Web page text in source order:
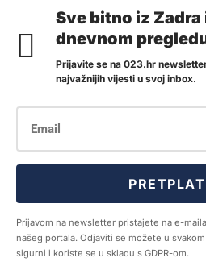
Sve bitno iz Zadra
dnevnom
Prijavite se na 023.hr
najvažnijih vijesti u svoj inbox.
Prijavom na newsletter pristajete na e-
našeg portala. Odjaviti se možete u
sigurni i koriste se u skladu s GDPR-om.